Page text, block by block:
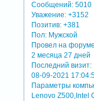
Сообщений: 5010
Уважение: +3152
Позитив: +381
Пол: Мужской
Провел на
2 месяца 27 дней
Последний визит:
08-09-2021
Параметры
Lenovo Z500,Intel